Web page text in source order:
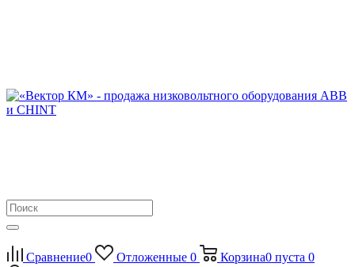
Сравнение0 Отложенные 0 Корзина0 пуста 0